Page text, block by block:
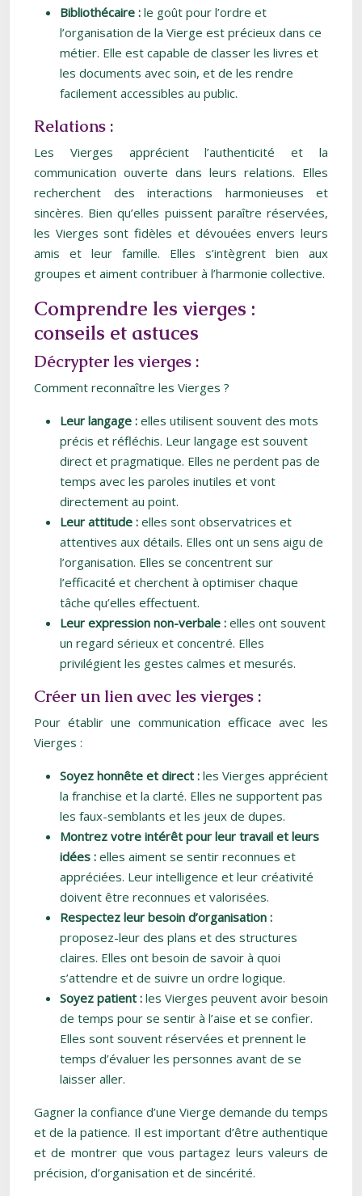
Bibliothécaire : le goût pour l’ordre et
l’organisation de la Vierge est précieux dans ce
métier. Elle est capable de classer les livres et
les documents avec soin, et de les rendre
facilement accessibles au public.
Relations :
Les Vierges apprécient l’authenticité et la
communication ouverte dans leurs relations. Elles
recherchent des interactions harmonieuses et
sincères. Bien qu’elles puissent paraître réservées,
les Vierges sont fidèles et dévouées envers leurs
amis et leur famille. Elles s’intègrent bien aux
groupes et aiment contribuer à l’harmonie collective.
Comprendre les vierges :
conseils et astuces
Décrypter les vierges :
Comment reconnaître les Vierges ?
Leur langage : elles utilisent souvent des mots
précis et réfléchis. Leur langage est souvent
direct et pragmatique. Elles ne perdent pas de
temps avec les paroles inutiles et vont
directement au point.
Leur attitude : elles sont observatrices et
attentives aux détails. Elles ont un sens aigu de
l’organisation. Elles se concentrent sur
l’efficacité et cherchent à optimiser chaque
tâche qu’elles effectuent.
Leur expression non-verbale : elles ont souvent
un regard sérieux et concentré. Elles
privilégient les gestes calmes et mesurés.
Créer un lien avec les vierges :
Pour établir une communication efficace avec les
Vierges :
Soyez honnête et direct : les Vierges apprécient
la franchise et la clarté. Elles ne supportent pas
les faux-semblants et les jeux de dupes.
Montrez votre intérêt pour leur travail et leurs
idées : elles aiment se sentir reconnues et
appréciées. Leur intelligence et leur créativité
doivent être reconnues et valorisées.
Respectez leur besoin d’organisation :
proposez-leur des plans et des structures
claires. Elles ont besoin de savoir à quoi
s’attendre et de suivre un ordre logique.
Soyez patient : les Vierges peuvent avoir besoin
de temps pour se sentir à l’aise et se confier.
Elles sont souvent réservées et prennent le
temps d’évaluer les personnes avant de se
laisser aller.
Gagner la confiance d’une Vierge demande du temps
et de la patience. Il est important d’être authentique
et de montrer que vous partagez leurs valeurs de
précision, d’organisation et de sincérité.